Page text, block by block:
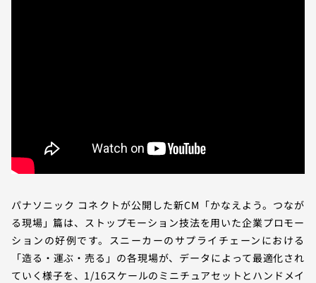
パナソニック コネクトが公開した新CM「かなえよう。つなが
る現場」篇は、ストップモーション技法を用いた企業プロモー
ションの好例です。スニーカーのサプライチェーンにおける
「造る・運ぶ・売る」の各現場が、データによって最適化され
ていく様子を、1/16スケールのミニチュアセットとハンドメイ